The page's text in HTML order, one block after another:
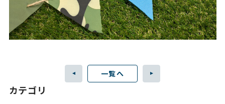
一覧へ
カテゴリ